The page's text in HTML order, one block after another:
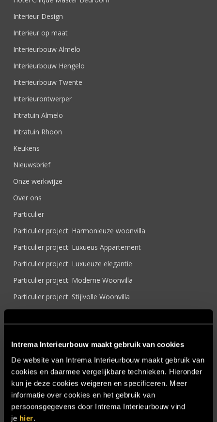
Intrema Interieurbouw maakt gebruik van cookies
De website van Intrema Interieurbouw maakt gebruik van
cookies en daarmee vergelijkbare technieken. Hieronder
kun je deze cookies weigeren en specificeren. Meer
informatie over cookies en het gebruik van
persoonsgegevens door Intrema Interieurbouw vind
je hier.
Interieur Design
Interieur op maat
Interieurbouw Almelo
Interieurbouw Hengelo
Interieurbouw Twente
Interieurontwerper
Intratuin Almelo
Intratuin Rhoon
Keukens
Nieuwsbrief
Onze werkwijze
Over ons
Particulier
Particulier project: Harmonieuze woonvilla
Particulier project: Luxueus Appartement
Particulier project: Luxueuze elegantie
Particulier project: Moderne Woonvilla
Particulier project: Stijlvolle Woonvilla
Referenties
Samenwerken
Sensire
Showroom
SIDN